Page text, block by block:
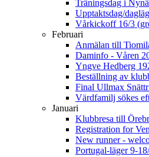
Träningsdag i
Upptaktsdag/
Vårkickoff 16/3
Februari
Anmälan till
Daminfo - Våren
Yngve Hedberg
Beställning av
Final Ullmax
Värdfamilj sökes
Januari
Klubbresa till
Registration for
New runner -
Portugal-läger 9-